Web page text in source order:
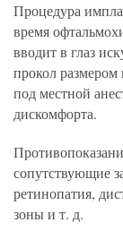
Процедура
время
вводит в глаз
прокол
под местной
дискомфорта.
сопутствующие
ретинопатия,
зоны и т. д.